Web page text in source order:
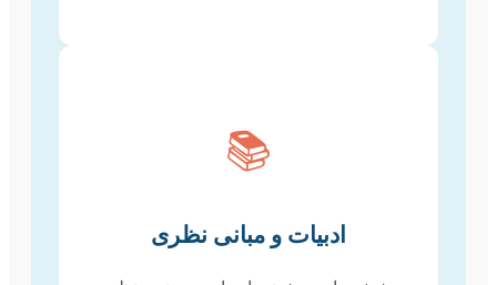
📚
ادبیات و مبانی نظری